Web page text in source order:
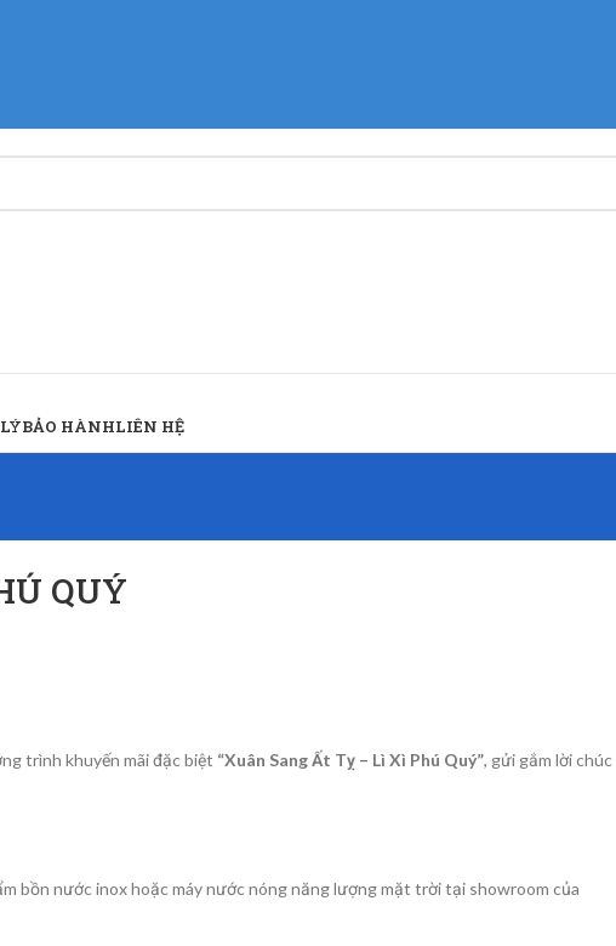
BẢO HÀNHLIÊN HỆ
QUÝ
trình khuyến mãi đặc biệt “Xuân Sang Ất Tỵ – Lì Xì Phú Quý”, gửi gắm lời chúc
bồn nước inox hoặc máy nước nóng năng lượng mặt trời tại showroom của